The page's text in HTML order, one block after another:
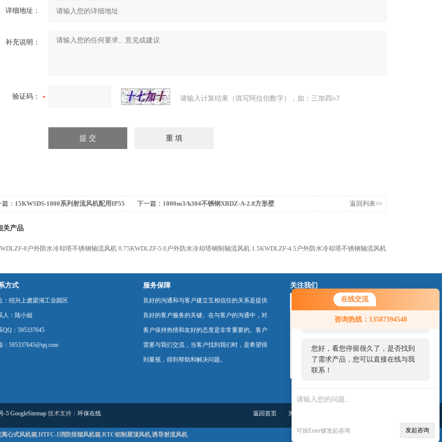
在线交流
咨询热线：13587394548
您好！欢迎前来咨询，很高兴为您
服务，请问您要咨询什么问题呢？
您好，看您停留很久了，是否找到
了需求产品，您可以直接在线与我
联系！
可按Enter键发起咨询 发起咨询
详细地址：
补充说明：
验证码： 请输入计算结果（填写阿拉伯数字），如：三加四=7
： 15KWSDS-1000系列射流风机配用IP55
下一篇： 1000m3/h304不锈钢XBDZ-A-2.8方形壁
返回列表>>
关产品
8户外防水冷却塔不锈钢轴流风机 0.75KWDLZF-5.0户外防水冷却塔钢制轴流风机 1.5KWDLZF-4.5户外防水冷却塔不锈钢轴流风机
方式
：绍兴上虞梁湖工业园区
人：陆小姐
QQ：595337645
：595337645@qq.com
服务保障
良好的沟通和与客户建立互相信任的关系是提供
良好的客户服务的关键。在与客户的沟通中，对
客户保持热情和友好的态度是非常重要的。客户
需要与我们交流，当客户找到我们时，是希望得
到重视，得到帮助和解决问题。
关注我们
-5 GoogleSitemap 技术支持： 环保在线
心式风机箱,HTFC-I消防排烟风机箱,RTC铝制屋顶风机,诱导射流风机
返回首页 关于我们